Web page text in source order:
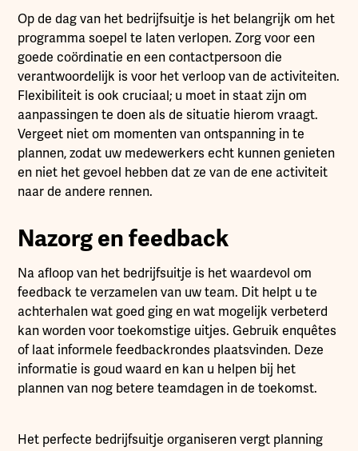
Op de dag van het bedrijfsuitje is het belangrijk om het
programma soepel te laten verlopen. Zorg voor een
goede coördinatie en een contactpersoon die
verantwoordelijk is voor het verloop van de activiteiten.
Flexibiliteit is ook cruciaal; u moet in staat zijn om
aanpassingen te doen als de situatie hierom vraagt.
Vergeet niet om momenten van ontspanning in te
plannen, zodat uw medewerkers echt kunnen genieten
en niet het gevoel hebben dat ze van de ene activiteit
naar de andere rennen.
Nazorg en feedback
Na afloop van het bedrijfsuitje is het waardevol om
feedback te verzamelen van uw team. Dit helpt u te
achterhalen wat goed ging en wat mogelijk verbeterd
kan worden voor toekomstige uitjes. Gebruik enquêtes
of laat informele feedbackrondes plaatsvinden. Deze
informatie is goud waard en kan u helpen bij het
plannen van nog betere teamdagen in de toekomst.
Het perfecte bedrijfsuitje organiseren vergt planning